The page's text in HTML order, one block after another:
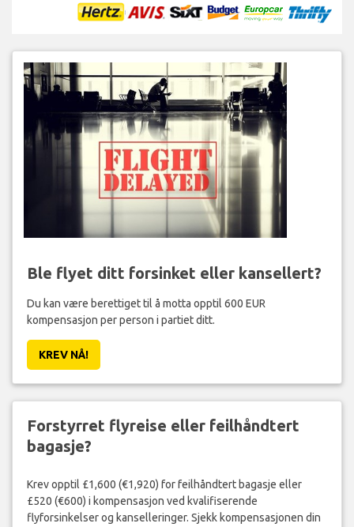
Ble flyet ditt forsinket eller kansellert?
Du kan være berettiget til å motta opptil 600 EUR
kompensasjon per person i partiet ditt.
KREV NÅ!
Forstyrret flyreise eller feilhåndtert
bagasje?
Krev opptil £1,600 (€1,920) for feilhåndtert bagasje eller
£520 (€600) i kompensasjon ved kvalifiserende
flyforsinkelser og kanselleringer. Sjekk kompensasjonen din